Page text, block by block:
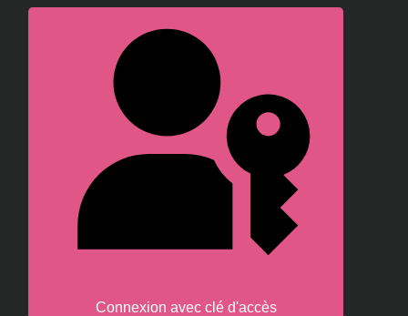
Connexion avec clé d'accès